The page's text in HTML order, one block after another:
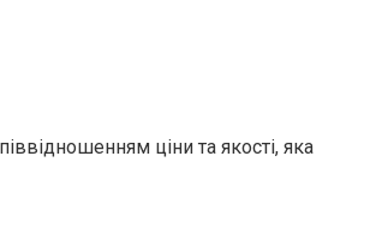
ціни та якості, яка